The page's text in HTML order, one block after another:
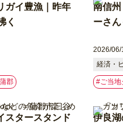
ガイ豊漁｜昨年
く
郡
南信
ーさ
2026/06/
経済・
#ご当地
スタースタンド
伊良